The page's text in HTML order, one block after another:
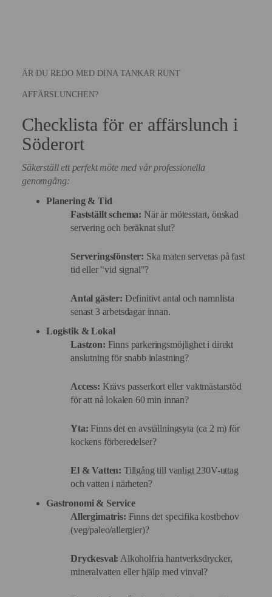
ÄR DU REDO MED DINA TANKAR RUNT
AFFÄRSLUNCHEN?
Checklista för er affärslunch i
Söderort
Säkerställ ett perfekt möte med vår professionella
genomgång:
Planering & Tid
Fastställt schema: När är mötesstart, önskad
servering och beräknat slut?
Serveringsfönster: Ska maten serveras på fast
tid eller "vid signal"?
Antal gäster: Definitivt antal och namnlista
senast 3 arbetsdagar innan.
Logistik & Lokal
Lastzon: Finns parkeringsmöjlighet i direkt
anslutning för snabb inlastning?
Access: Krävs passerkort eller vaktmästarstöd
för att nå lokalen 60 min innan?
Yta: Finns det en avställningsyta (ca 2 m) för
kockens förberedelser?
El & Vatten: Tillgång till vanligt 230V-uttag
och vatten i närheten?
Gastronomi & Service
Allergimatris: Finns det specifika kostbehov
(veg/paleo/allergier)?
Dryckesval: Alkoholfria hantverksdrycker,
mineralvatten eller hjälp med vinval?